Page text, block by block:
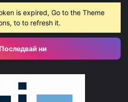
is expired, Go to the Theme
to to refresh it.
ни